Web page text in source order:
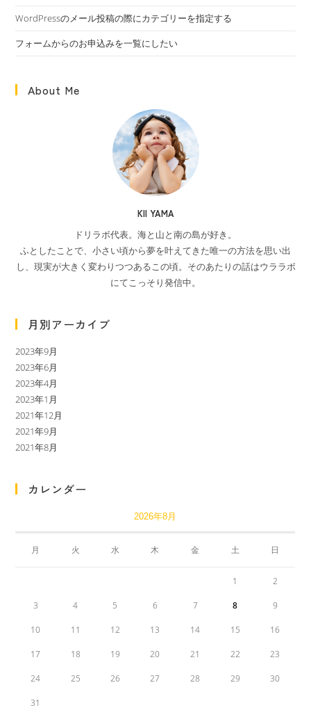
WordPressのメール投稿の際にカテゴリーを指定する
フォームからのお申込みを一覧にしたい
About Me
KII YAMA
ドリラボ代表。海と山と南の島が好き。
ふとしたことで、小さい頃から夢を叶えてきた唯一の方法を思い出
し、現実が大きく変わりつつあるこの頃。そのあたりの話はウララボ
にてこっそり発信中。
月別アーカイブ
2023年9月
2023年6月
2023年4月
2023年1月
2021年12月
2021年9月
2021年8月
カレンダー
2026年8月
月 火 水 木 金 土 日
1 2
3 4 5 6 7 8 9
10 11 12 13 14 15 16
17 18 19 20 21 22 23
24 25 26 27 28 29 30
31